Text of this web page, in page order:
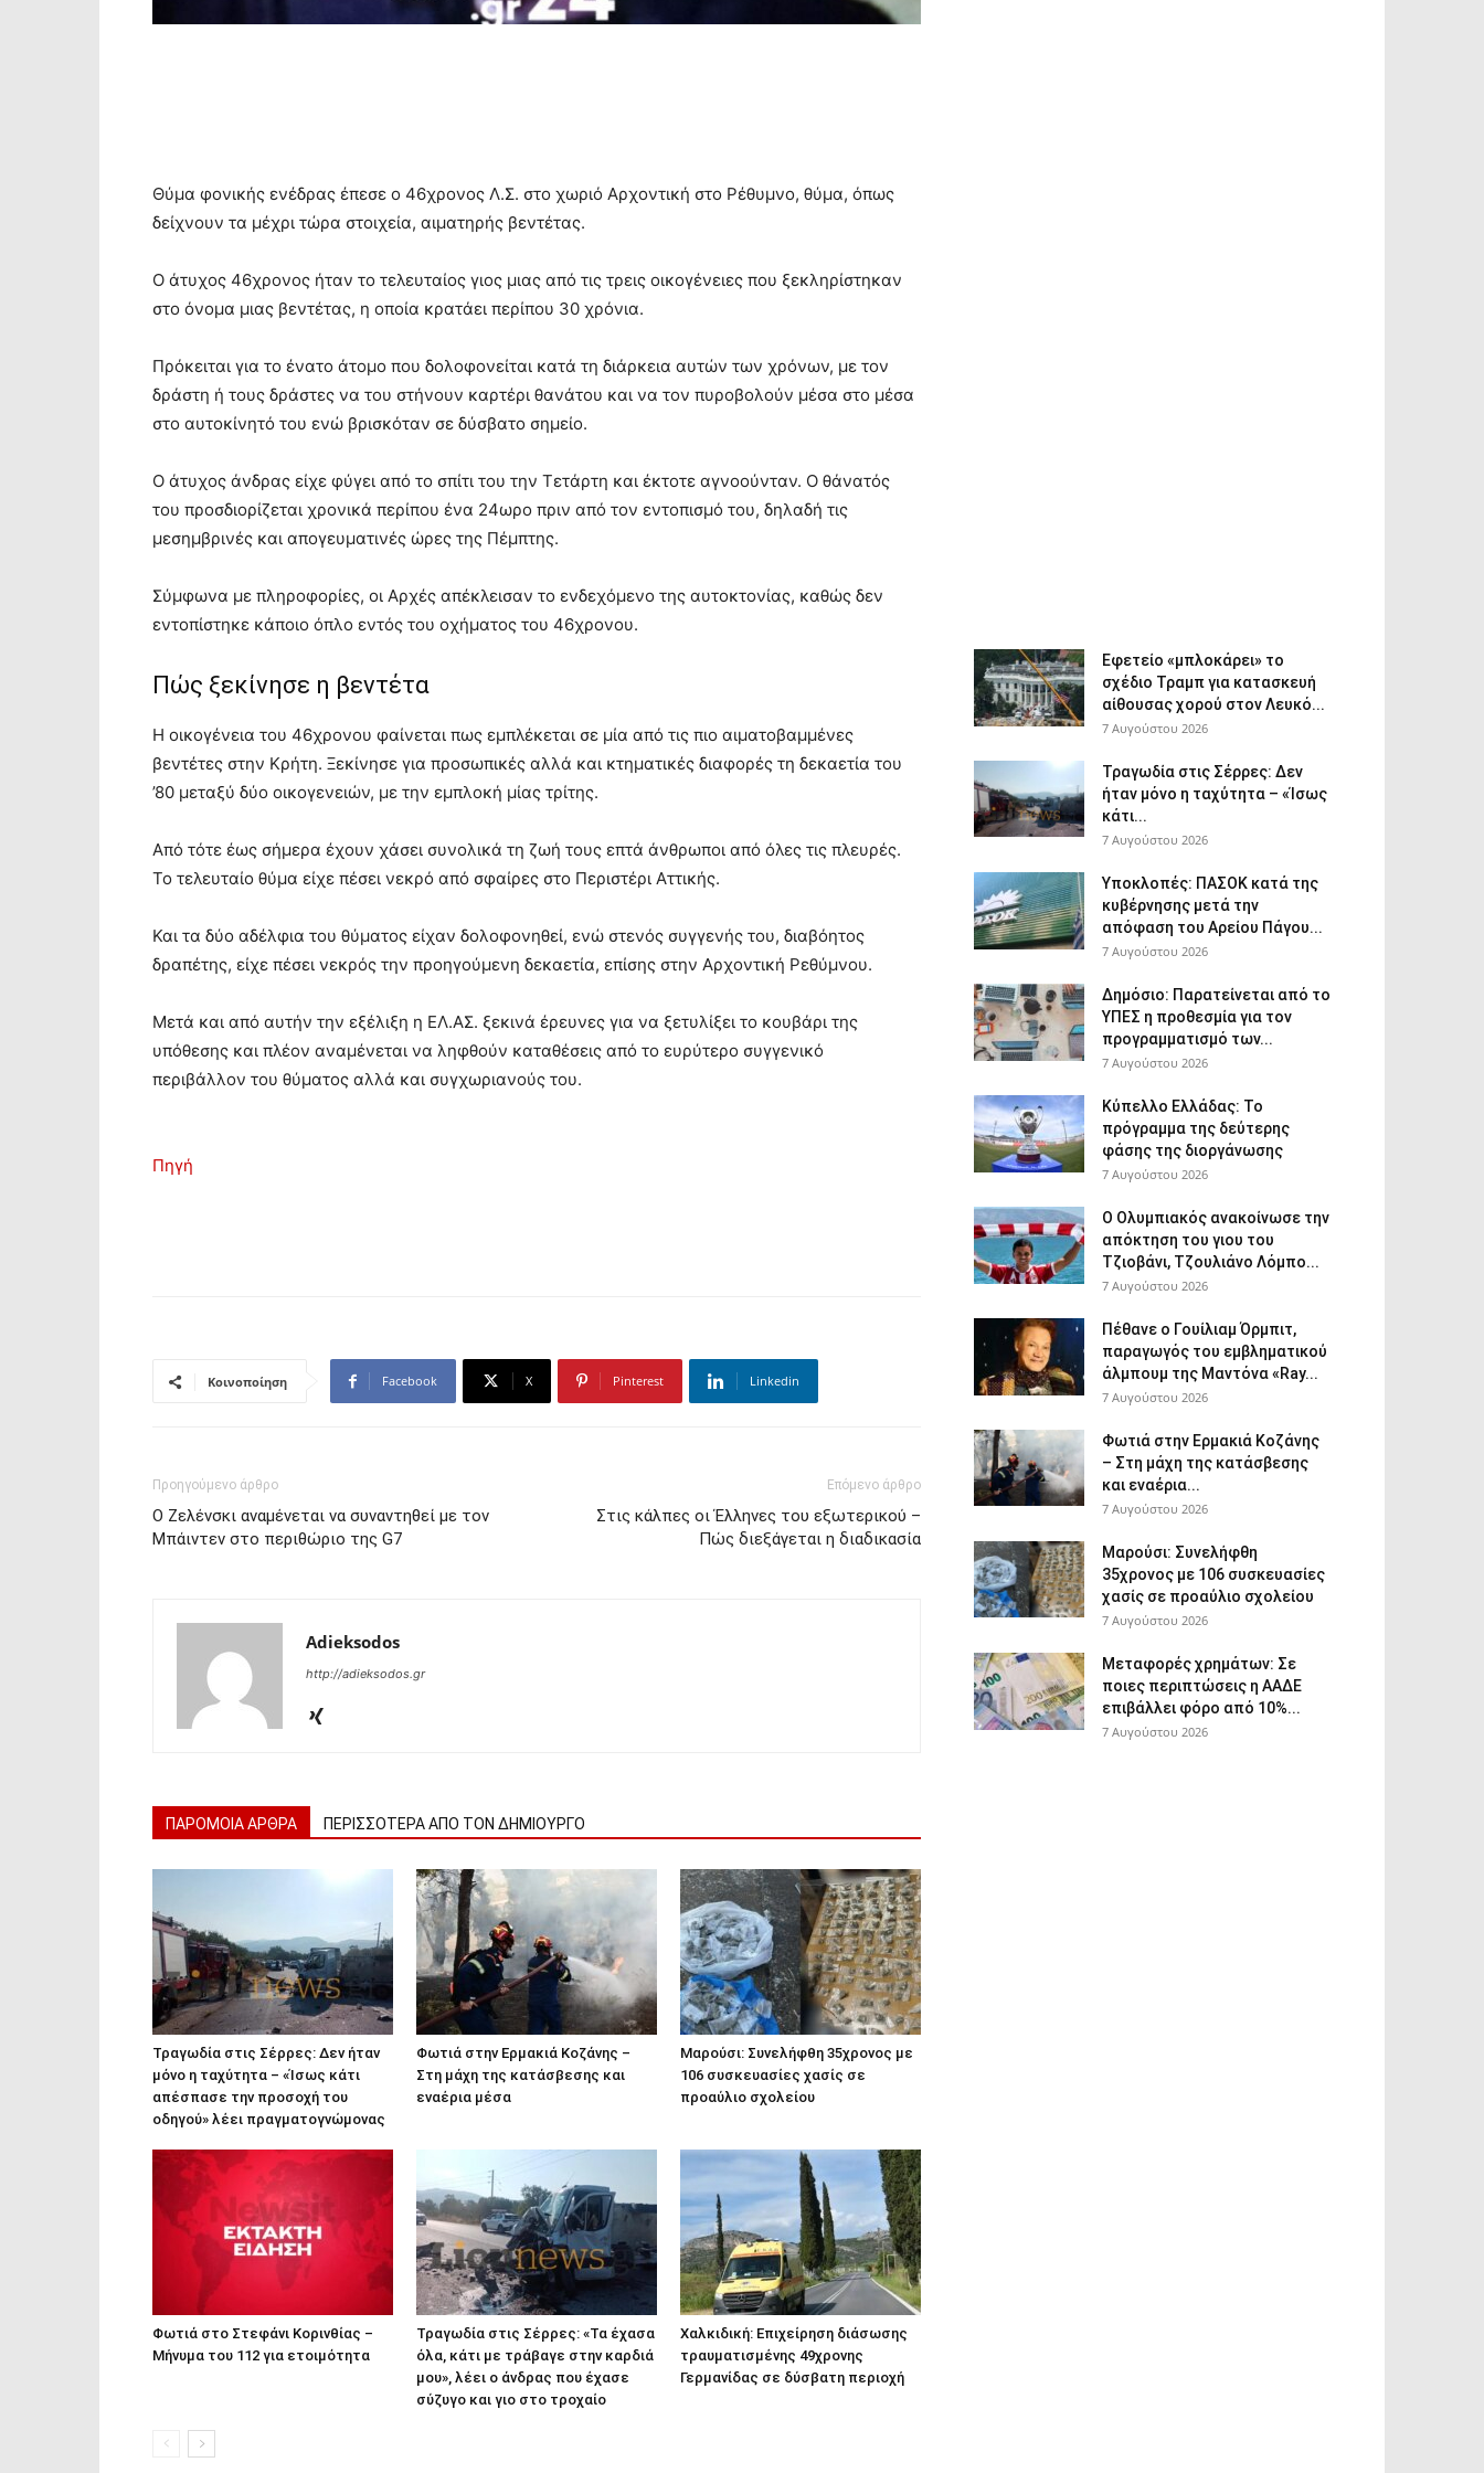
Θύμα φονικής ενέδρας έπεσε ο 46χρονος Λ.Σ. στο χωριό Αρχοντική στο Ρέθυμνο, θύμα, όπως
δείχνουν τα μέχρι τώρα στοιχεία, αιματηρής βεντέτας.
Ο άτυχος 46χρονος ήταν το τελευταίος γιος μιας από τις τρεις οικογένειες που ξεκληρίστηκαν
στο όνομα μιας βεντέτας, η οποία κρατάει περίπου 30 χρόνια.
Πρόκειται για το ένατο άτομο που δολοφονείται κατά τη διάρκεια αυτών των χρόνων, με τον
δράστη ή τους δράστες να του στήνουν καρτέρι θανάτου και να τον πυροβολούν μέσα στο μέσα
στο αυτοκίνητό του ενώ βρισκόταν σε δύσβατο σημείο.
Ο άτυχος άνδρας είχε φύγει από το σπίτι του την Τετάρτη και έκτοτε αγνοούνταν. Ο θάνατός
του προσδιορίζεται χρονικά περίπου ένα 24ωρο πριν από τον εντοπισμό του, δηλαδή τις
μεσημβρινές και απογευματινές ώρες της Πέμπτης.
Σύμφωνα με πληροφορίες, οι Αρχές απέκλεισαν το ενδεχόμενο της αυτοκτονίας, καθώς δεν
εντοπίστηκε κάποιο όπλο εντός του οχήματος του 46χρονου.
Πώς ξεκίνησε η βεντέτα
Η οικογένεια του 46χρονου φαίνεται πως εμπλέκεται σε μία από τις πιο αιματοβαμμένες
βεντέτες στην Κρήτη. Ξεκίνησε για προσωπικές αλλά και κτηματικές διαφορές τη δεκαετία του
’80 μεταξύ δύο οικογενειών, με την εμπλοκή μίας τρίτης.
Από τότε έως σήμερα έχουν χάσει συνολικά τη ζωή τους επτά άνθρωποι από όλες τις πλευρές.
Το τελευταίο θύμα είχε πέσει νεκρό από σφαίρες στο Περιστέρι Αττικής.
Και τα δύο αδέλφια του θύματος είχαν δολοφονηθεί, ενώ στενός συγγενής του, διαβόητος
δραπέτης, είχε πέσει νεκρός την προηγούμενη δεκαετία, επίσης στην Αρχοντική Ρεθύμνου.
Μετά και από αυτήν την εξέλιξη η ΕΛ.ΑΣ. ξεκινά έρευνες για να ξετυλίξει το κουβάρι της
υπόθεσης και πλέον αναμένεται να ληφθούν καταθέσεις από το ευρύτερο συγγενικό
περιβάλλον του θύματος αλλά και συγχωριανούς του.
Πηγή
Κοινοποίηση Facebook X Pinterest Linkedin
Προηγούμενο άρθρο
Ο Ζελένσκι αναμένεται να συναντηθεί με τον
Μπάιντεν στο περιθώριο της G7
Επόμενο άρθρο
Στις κάλπες οι Έλληνες του εξωτερικού –
Πώς διεξάγεται η διαδικασία
Adieksodos
http://adieksodos.gr
ΠΑΡΟΜΟΙΑ ΑΡΘΡΑ ΠΕΡΙΣΣΟΤΕΡΑ ΑΠΟ ΤΟΝ ΔΗΜΙΟΥΡΓΟ
Τραγωδία στις Σέρρες: Δεν ήταν
μόνο η ταχύτητα – «Ίσως κάτι
απέσπασε την προσοχή του
οδηγού» λέει πραγματογνώμονας
Φωτιά στην Ερμακιά Κοζάνης –
Στη μάχη της κατάσβεσης και
εναέρια μέσα
Μαρούσι: Συνελήφθη 35χρονος με
106 συσκευασίες χασίς σε
προαύλιο σχολείου
Φωτιά στο Στεφάνι Κορινθίας –
Μήνυμα του 112 για ετοιμότητα
Τραγωδία στις Σέρρες: «Τα έχασα
όλα, κάτι με τράβαγε στην καρδιά
μου», λέει ο άνδρας που έχασε
σύζυγο και γιο στο τροχαίο
Χαλκιδική: Επιχείρηση διάσωσης
τραυματισμένης 49χρονης
Γερμανίδας σε δύσβατη περιοχή
Εφετείο «μπλοκάρει» το
σχέδιο Τραμπ για κατασκευή
αίθουσας χορού στον Λευκό...
7 Αυγούστου 2026
Τραγωδία στις Σέρρες: Δεν
ήταν μόνο η ταχύτητα – «Ίσως
κάτι...
7 Αυγούστου 2026
Υποκλοπές: ΠΑΣΟΚ κατά της
κυβέρνησης μετά την
απόφαση του Αρείου Πάγου...
7 Αυγούστου 2026
Δημόσιο: Παρατείνεται από το
ΥΠΕΣ η προθεσμία για τον
προγραμματισμό των...
7 Αυγούστου 2026
Κύπελλο Ελλάδας: Το
πρόγραμμα της δεύτερης
φάσης της διοργάνωσης
7 Αυγούστου 2026
Ο Ολυμπιακός ανακοίνωσε την
απόκτηση του γιου του
Τζιοβάνι, Τζουλιάνο Λόμπο...
7 Αυγούστου 2026
Πέθανε ο Γουίλιαμ Όρμπιτ,
παραγωγός του εμβληματικού
άλμπουμ της Μαντόνα «Ray...
7 Αυγούστου 2026
Φωτιά στην Ερμακιά Κοζάνης
– Στη μάχη της κατάσβεσης
και εναέρια...
7 Αυγούστου 2026
Μαρούσι: Συνελήφθη
35χρονος με 106 συσκευασίες
χασίς σε προαύλιο σχολείου
7 Αυγούστου 2026
Μεταφορές χρημάτων: Σε
ποιες περιπτώσεις η ΑΑΔΕ
επιβάλλει φόρο από 10%...
7 Αυγούστου 2026